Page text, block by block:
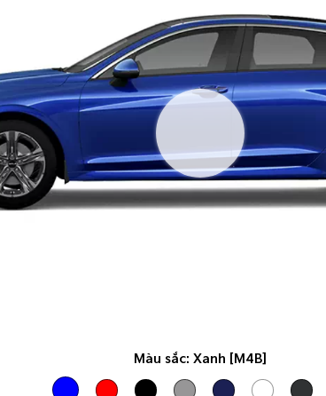
Màu sắc: Xanh [M4B]